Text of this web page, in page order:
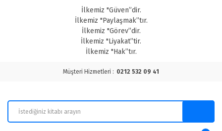
İlkemiz "Güven”dir.
İlkemiz "Paylaşmak”tır.
İlkemiz "Görev”dir.
İlkemiz "Liyakat”tir.
İlkemiz "Hak”tır.
Müşteri Hizmetleri : 0212 532 09 41